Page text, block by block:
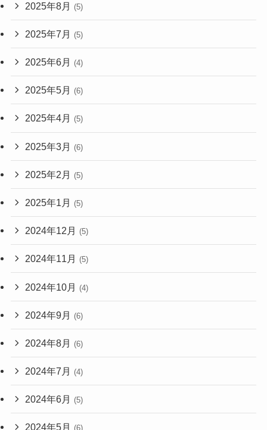
2025年8月 (5)
2025年7月 (5)
2025年6月 (4)
2025年5月 (6)
2025年4月 (5)
2025年3月 (6)
2025年2月 (5)
2025年1月 (5)
2024年12月 (5)
2024年11月 (5)
2024年10月 (4)
2024年9月 (6)
2024年8月 (6)
2024年7月 (4)
2024年6月 (5)
2024年5月 (6)